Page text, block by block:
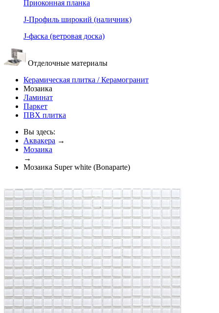
Приоконная планка
J-Профиль широкий (наличник)
J-фаска (ветровая доска)
Отделочные материалы
Керамическая плитка / Керамогранит
Мозаика
Ламинат
Паркет
ПВХ плитка
Вы здесь:
Аквакера →
Мозаика
→
Мозаика Super white (Bonaparte)